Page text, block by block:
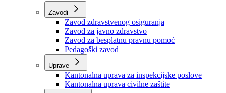
Centar za socijalni rad
Dom za stara i iznemogla lica
Kantonalna bolnica
Zavodi
Zavod zdravstvenog osiguranja
Zavod za javno zdravstvo
Zavod za besplatnu pravnu pomoć
Pedagoški zavod